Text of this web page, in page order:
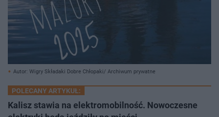
Autor: Wigry Składaki Dobre Chłopaki/ Archiwum prywatne
POLECANY ARTYKUŁ:
Kalisz stawia na elektromobilność. Nowoczesne